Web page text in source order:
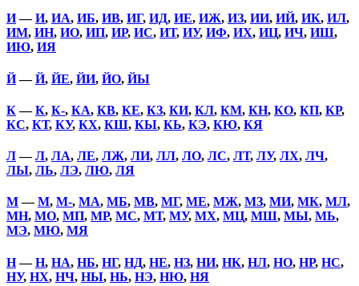
И—И, ИА, ИБ, ИВ, ИГ, ИД, ИЕ, ИЖ, ИЗ, ИИ, ИЙ, ИК, ИЛ,
ИМ, ИН, ИО, ИП, ИР, ИС, ИТ, ИУ, ИФ, ИХ, ИЦ, ИЧ, ИШ,
ИЮ, ИЯ
Й—Й, ЙЕ, ЙИ, ЙО, ЙЫ
К—К, К-, КА, КВ, КЕ, КЗ, КИ, КЛ, КМ, КН, КО, КП, КР,
КС, КТ, КУ, КХ, КШ, КЫ, КЬ, КЭ, КЮ, КЯ
Л—Л, ЛА, ЛЕ, ЛЖ, ЛИ, ЛЛ, ЛО, ЛС, ЛТ, ЛУ, ЛХ, ЛЧ,
ЛЫ, ЛЬ, ЛЭ, ЛЮ, ЛЯ
М—М, М-, МА, МБ, МВ, МГ, МЕ, МЖ, МЗ, МИ, МК, МЛ,
МН, МО, МП, МР, МС, МТ, МУ, МХ, МЦ, МШ, МЫ, МЬ,
МЭ, МЮ, МЯ
Н—Н, НА, НБ, НГ, НД, НЕ, НЗ, НИ, НК, НЛ, НО, НР, НС,
НУ, НХ, НЧ, НЫ, НЬ, НЭ, НЮ, НЯ